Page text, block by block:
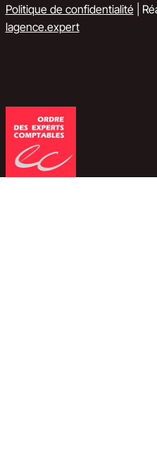
Politique de confidentialité|
lagence.expert